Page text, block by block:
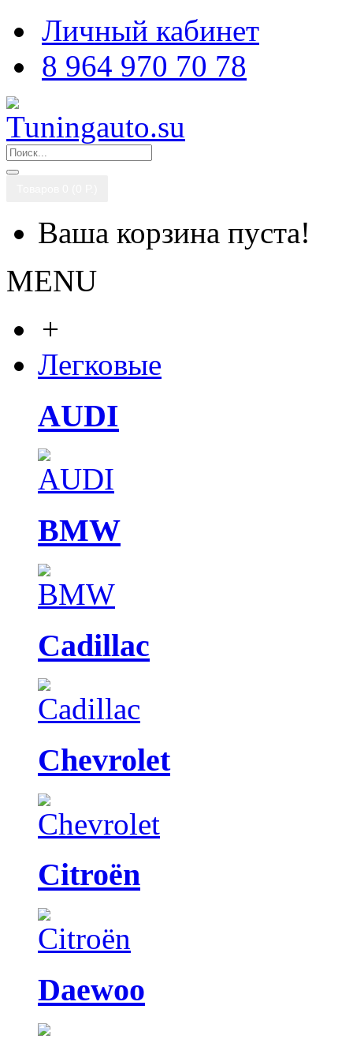
Личный кабинет
8 964 970 70 78
Ваша корзина пуста!
MENU
+
Легковые
AUDI
BMW
Cadillac
Chevrolet
Citroën
Daewoo